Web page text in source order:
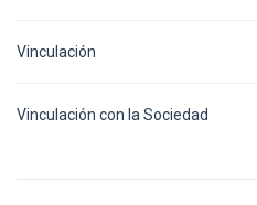
Vinculación
Vinculación con la Sociedad